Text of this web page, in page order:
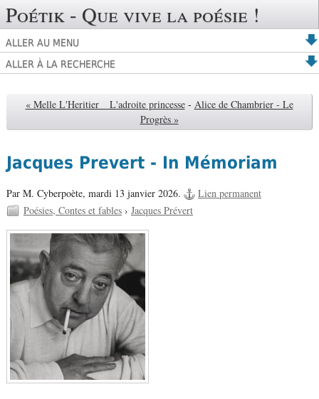
Poétik - Que vive la poésie !
ALLER AU MENU
ALLER À LA RECHERCHE
« Melle L'Heritier _ L'adroite princesse - Alice de Chambrier - Le
Progrès »
Jacques Prevert - In Mémoriam
Par M. Cyberpoète, mardi 13 janvier 2026.
Lien permanent
Poésies, Contes et fables› Jacques Prévert